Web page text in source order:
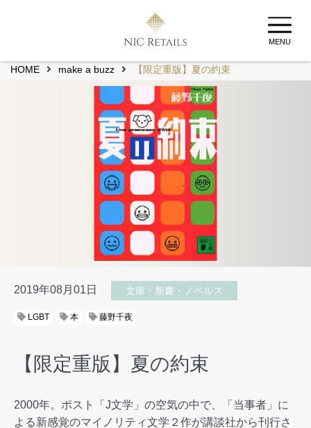
MENU
HOME make a buzz 【限定重版】夏の約束
2019年08月01日 文庫・新書・ノベルス
LGBT 本 藤野千夜
【限定重版】夏の約束
2000年。ポスト「J文学」の空気の中で、「当事者」に
よる新感覚のマイノリティ文学２作が講談社から刊行さ